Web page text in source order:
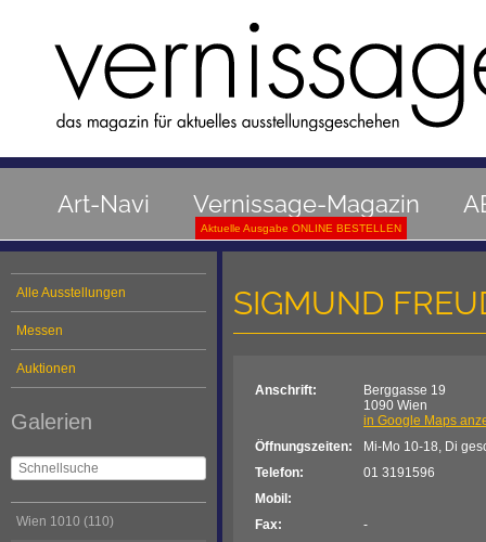
Art-Navi Vernissage-Magazin
Aktuelle Ausgabe ONLINE BESTELLEN
Alle Ausstellungen
Messen
Auktionen
Galerien
Wien 1010 (110)
SIGMUND
Anschrift:
Berggasse 19
1090 Wien
in Google Maps
Öffnungszeiten:
Mi-Mo 10-18, Di
Telefon:
01 3191596
Mobil:
Fax:
-